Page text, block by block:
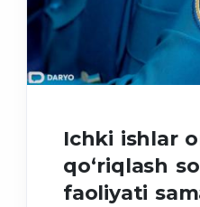
Ichki ishlar
qo‘riqlash
faoliyati